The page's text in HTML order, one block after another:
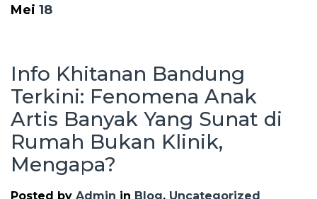
Mei 18
Info Khitanan Bandung
Terkini: Fenomena Anak
Artis Banyak Yang Sunat di
Rumah Bukan Klinik,
Mengapa?
Posted by Admin in Blog, Uncategorized